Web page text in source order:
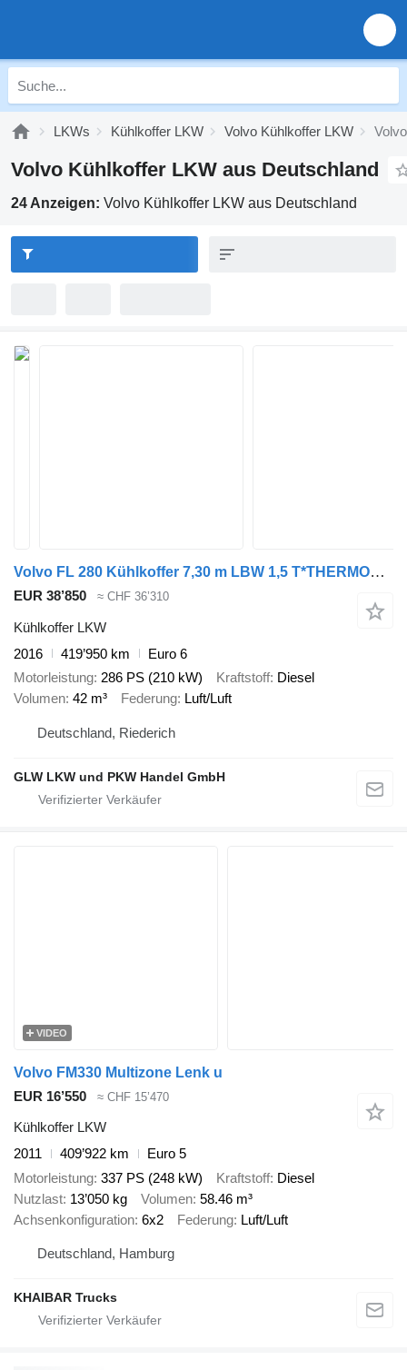
LKWs Kühlkoffer LKW Volvo Kühlkoffer LKW
Volvo Kühlkoffer LKW aus Deutschland
24 Anzeigen: Volvo Kühlkoffer LKW aus Deutschland
Volvo FL 280 Kühlkoffer 7,30 m LBW 1,5 T*THERMOKING
EUR 38’850 ≈ CHF 36’310
Kühlkoffer LKW
2016
419’950 km
Euro 6
Motorleistung 286 PS (210 kW) Kraftstoff Diesel
Volumen 42 m³ Federung Luft/Luft
Deutschland, Riederich
GLW LKW und PKW Handel GmbH
VIDEO
Volvo FM330 Multizone Lenk u
EUR 16’550
≈ CHF 15’470
Kühlkoffer LKW
2011
409’922 km
Euro 5
Motorleistung 337 PS (248 kW) Kraftstoff Diesel
Nutzlast 13’050 kg Volumen 58.46 m³
Achsenkonfiguration 6x2 Federung Luft/Luft
Deutschland, Hamburg
KHAIBAR Trucks